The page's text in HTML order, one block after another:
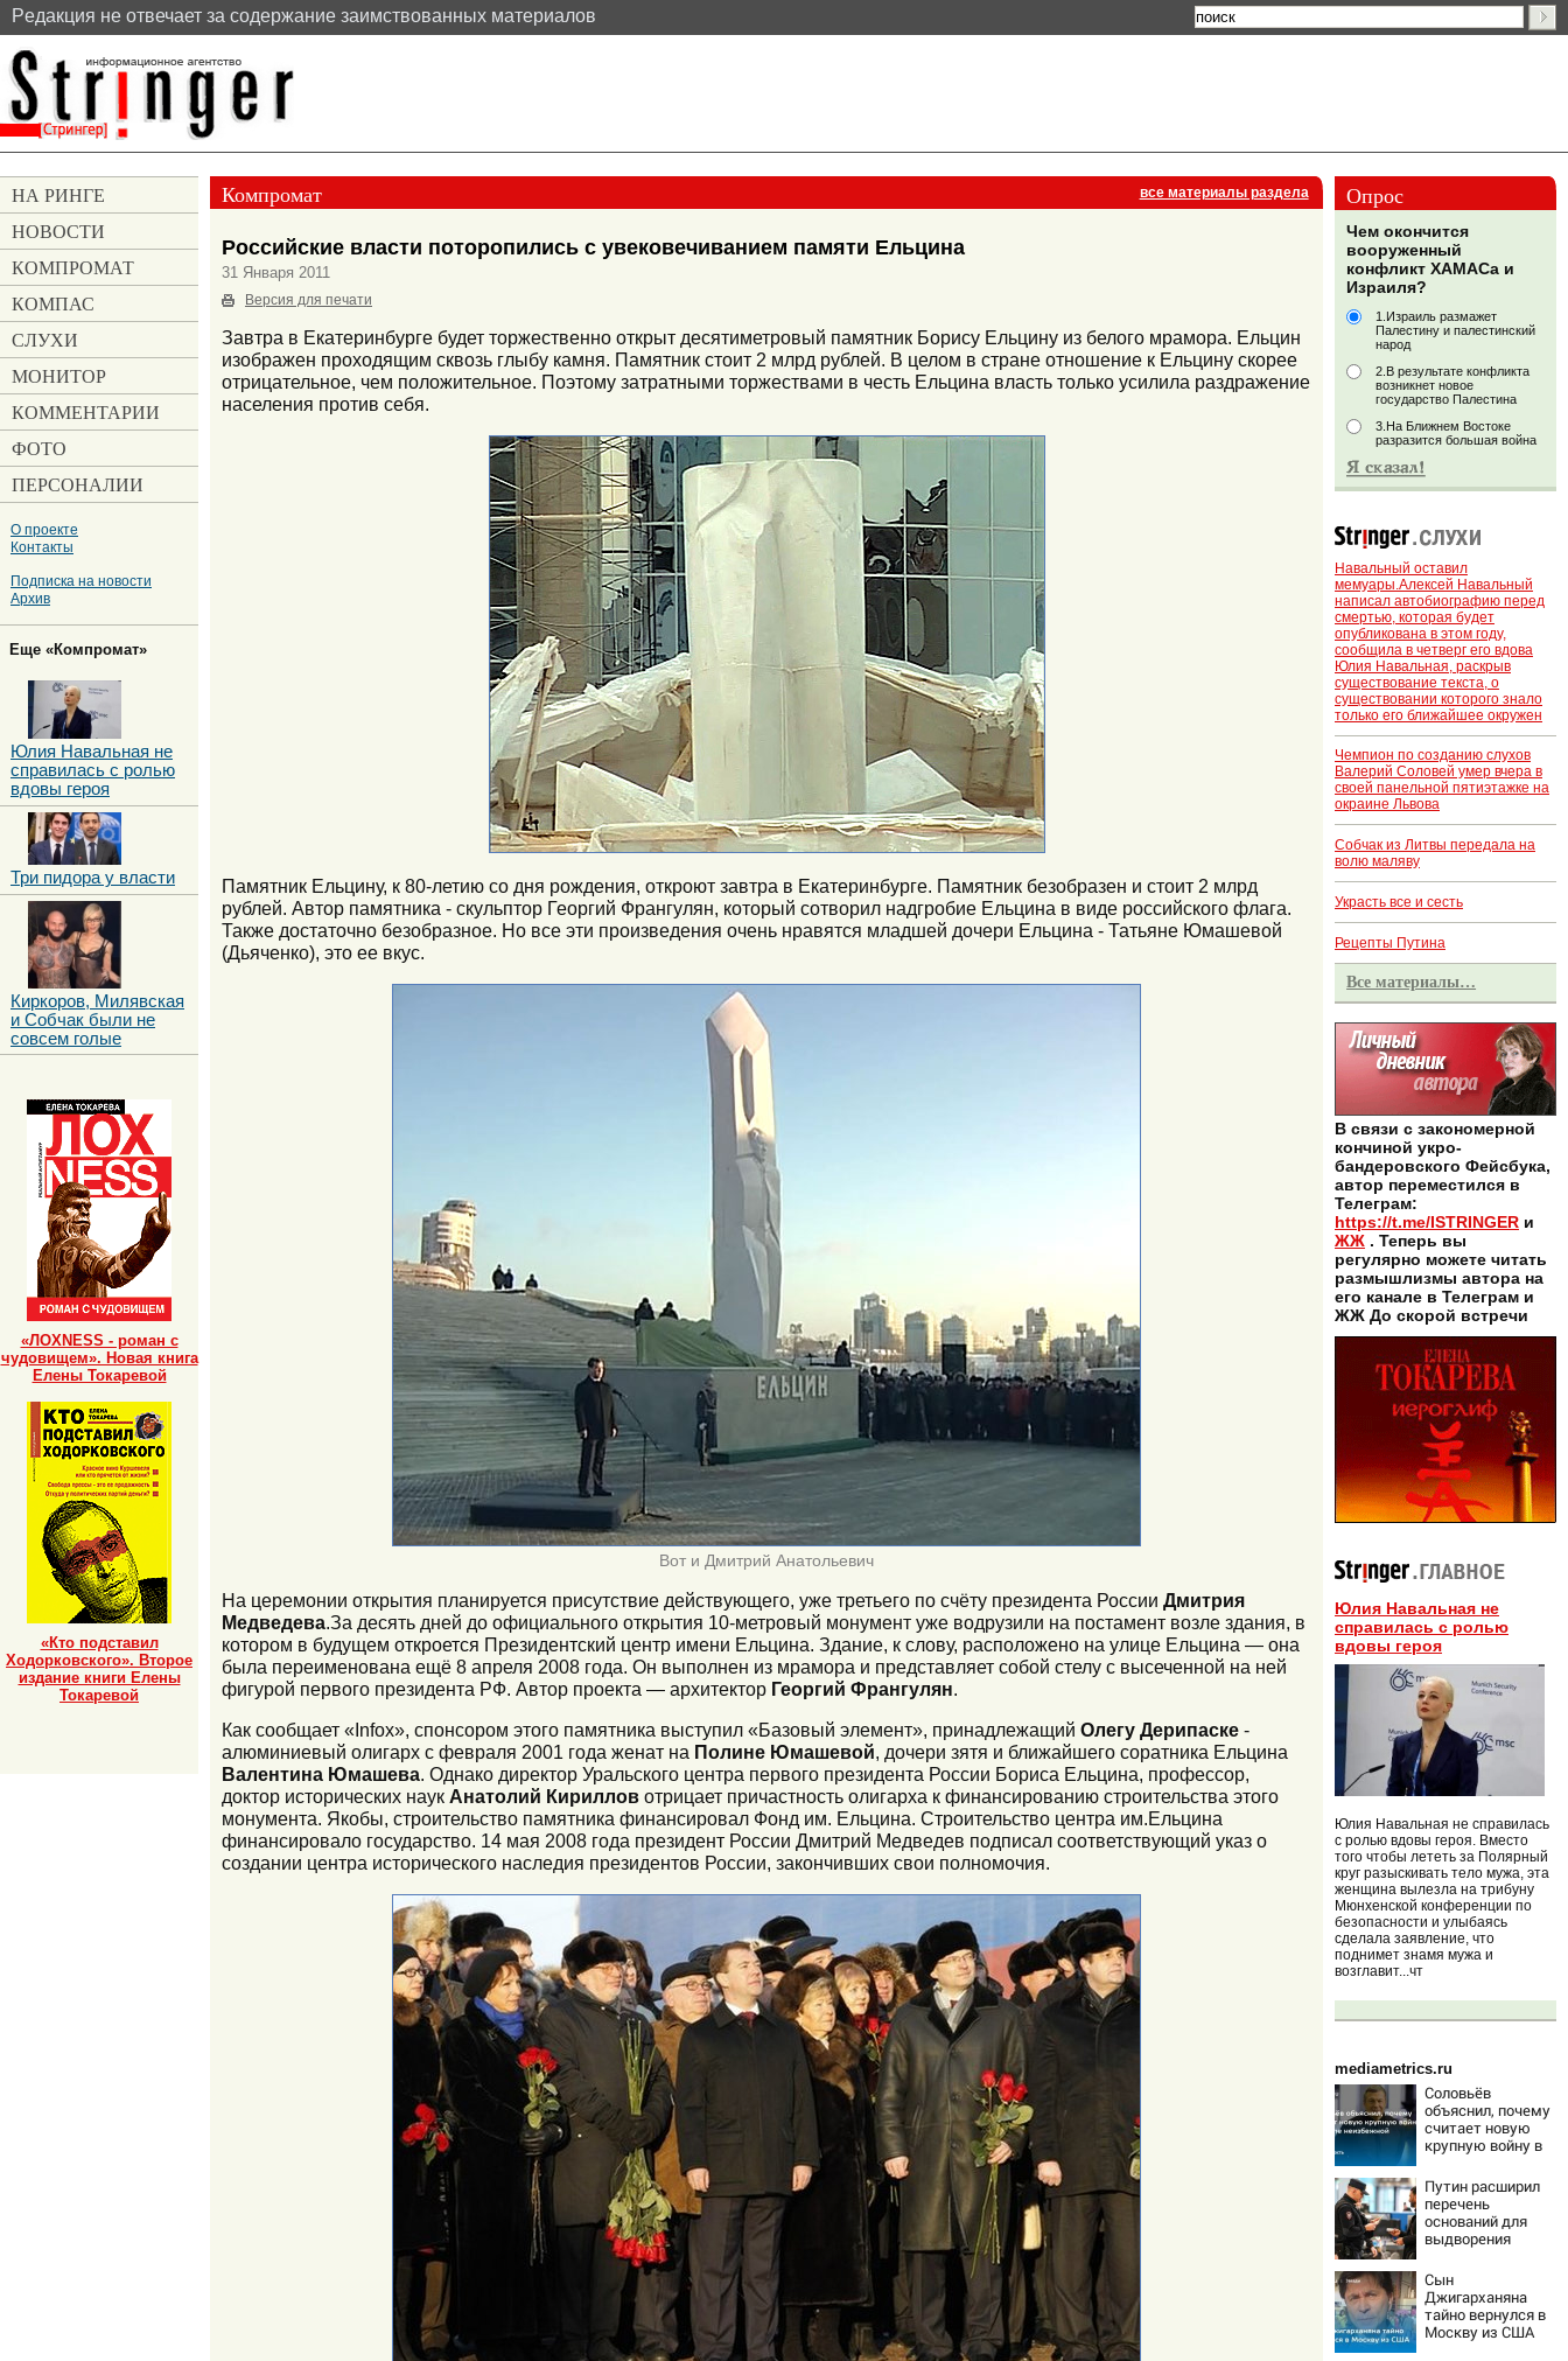
Pедакция не отвечает за содержание заимствованных материалов
Компромат все материалы раздела
Российские власти поторопились с увековечиванием памяти Ельцина
31 Января 2011
Версия для печати
Завтра в Екатеринбурге будет торжественно открыт десятиметровый памятник Борису Ельцину из белого мрамора. Ельцин
изображен проходящим сквозь глыбу камня. Памятник стоит 2 млрд рублей. В целом в стране отношение к Ельцину скорее
отрицательное, чем положительное. Поэтому затратными торжествами в честь Ельцина власть только усилила раздражение
населения против себя.
Памятник Ельцину, к 80-летию со дня рождения, откроют завтра в Екатеринбурге. Памятник безобразен и стоит 2 млрд
рублей. Автор памятника - скульптор Георгий Франгулян, который сотворил надгробие Ельцина в виде российского флага.
Также достаточно безобразное. Но все эти произведения очень нравятся младшей дочери Ельцина - Татьяне Юмашевой
(Дьяченко), это ее вкус.
Вот и Дмитрий Анатольевич
На церемонии открытия планируется присутствие действующего, уже третьего по счёту президента России Дмитрия
Медведева.За десять дней до официального открытия 10-метровый монумент уже водрузили на постамент возле здания, в
котором в будущем откроется Президентский центр имени Ельцина. Здание, к слову, расположено на улице Ельцина — она
была переименована ещё 8 апреля 2008 года. Он выполнен из мрамора и представляет собой стелу с высеченной на ней
фигурой первого президента РФ. Автор проекта — архитектор Георгий Франгулян.
Как сообщает «Infox», спонсором этого памятника выступил «Базовый элемент», принадлежащий Олегу Дерипаске -
алюминиевый олигарх с февраля 2001 года женат на Полине Юмашевой, дочери зятя и ближайшего соратника Ельцина
Валентина Юмашева. Однако директор Уральского центра первого президента России Бориса Ельцина, профессор,
доктор исторических наук Анатолий Кириллов отрицает причастность олигарха к финансированию строительства этого
монумента. Якобы, строительство памятника финансировал Фонд им. Ельцина. Строительство центра им.Ельцина
финансировало государство. 14 мая 2008 года президент России Дмитрий Медведев подписал соответствующий указ о
создании центра исторического наследия президентов России, закончивших свои полномочия.
Опрос
Чем окончится
вооруженный
конфликт ХАМАСа и
Израиля?
1.Израиль размажет
Палестину и палестинский
народ
2.В результате конфликта
возникнет новое
государство Палестина
3.На Ближнем Востоке
разразится большая война
Навальный оставил
мемуары.Алексей Навальный
написал автобиографию перед
смертью, которая будет
опубликована в этом году,
сообщила в четверг его вдова
Юлия Навальная, раскрыв
существование текста, о
существовании которого знало
только его ближайшее окружен
Чемпион по созданию слухов
Валерий Соловей умер вчера в
своей панельной пятиэтажке на
окраине Львова
Собчак из Литвы передала на
волю маляву
Украсть все и сесть
Рецепты Путина
Все материалы…
В связи с закономерной
кончиной укро-
бандеровского Фейсбука,
автор переместился в
Телеграм:
https://t.me/ISTRINGER и
ЖЖ . Теперь вы
регулярно можете читать
размышлизмы автора на
его канале в Телеграм и
ЖЖ До скорой встречи
Юлия Навальная не
справилась с ролью
вдовы героя
Юлия Навальная не справилась
с ролью вдовы героя. Вместо
того чтобы лететь за Полярный
круг разыскивать тело мужа, эта
женщина вылезла на трибуну
Мюнхенской конференции по
безопасности и улыбаясь
сделала заявление, что
поднимет знамя мужа и
возглавит...чт
mediametrics.ru
Соловьёв
объяснил, почему
считает новую
крупную войну в
неизбежной
Путин расширил
перечень
оснований для
выдворения
Сын
Джигарханяна
тайно вернулся в
Москву из США
НА РИНГЕ
НОВОСТИ
КОМПРОМАТ
КОМПАС
СЛУХИ
МОНИТОР
КОММЕНТАРИИ
ФОТО
ПЕРСОНАЛИИ
О проекте
Контакты
Подписка на новости
Архив
Еще «Компромат»
Юлия Навальная не
справилась с ролью
вдовы героя
Три пидора у власти
Киркоров, Милявская
и Собчак были не
совсем голые
«ЛОХNESS - роман с
чудовищем». Новая книга
Елены Токаревой
«Кто подставил
Ходорковского». Второе
издание книги Елены
Токаревой